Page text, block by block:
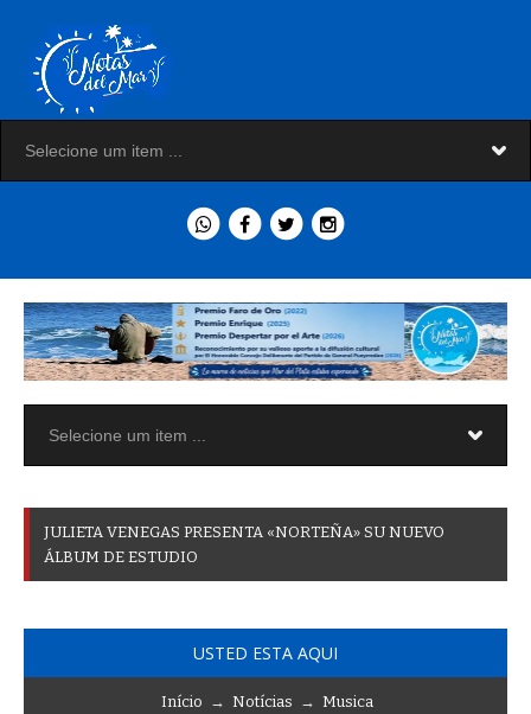
JULIETA VENEGAS PRESENTA «NORTEÑA» SU NUEVO
ÁLBUM DE ESTUDIO
USTED ESTA AQUI
Início → Notícias → Musica